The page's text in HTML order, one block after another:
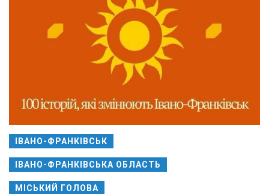
ІВАНО-ФРАНКІВСЬК
ІВАНО-ФРАНКІВСЬКА ОБЛАСТЬ
МІСЬКИЙ ГОЛОВА